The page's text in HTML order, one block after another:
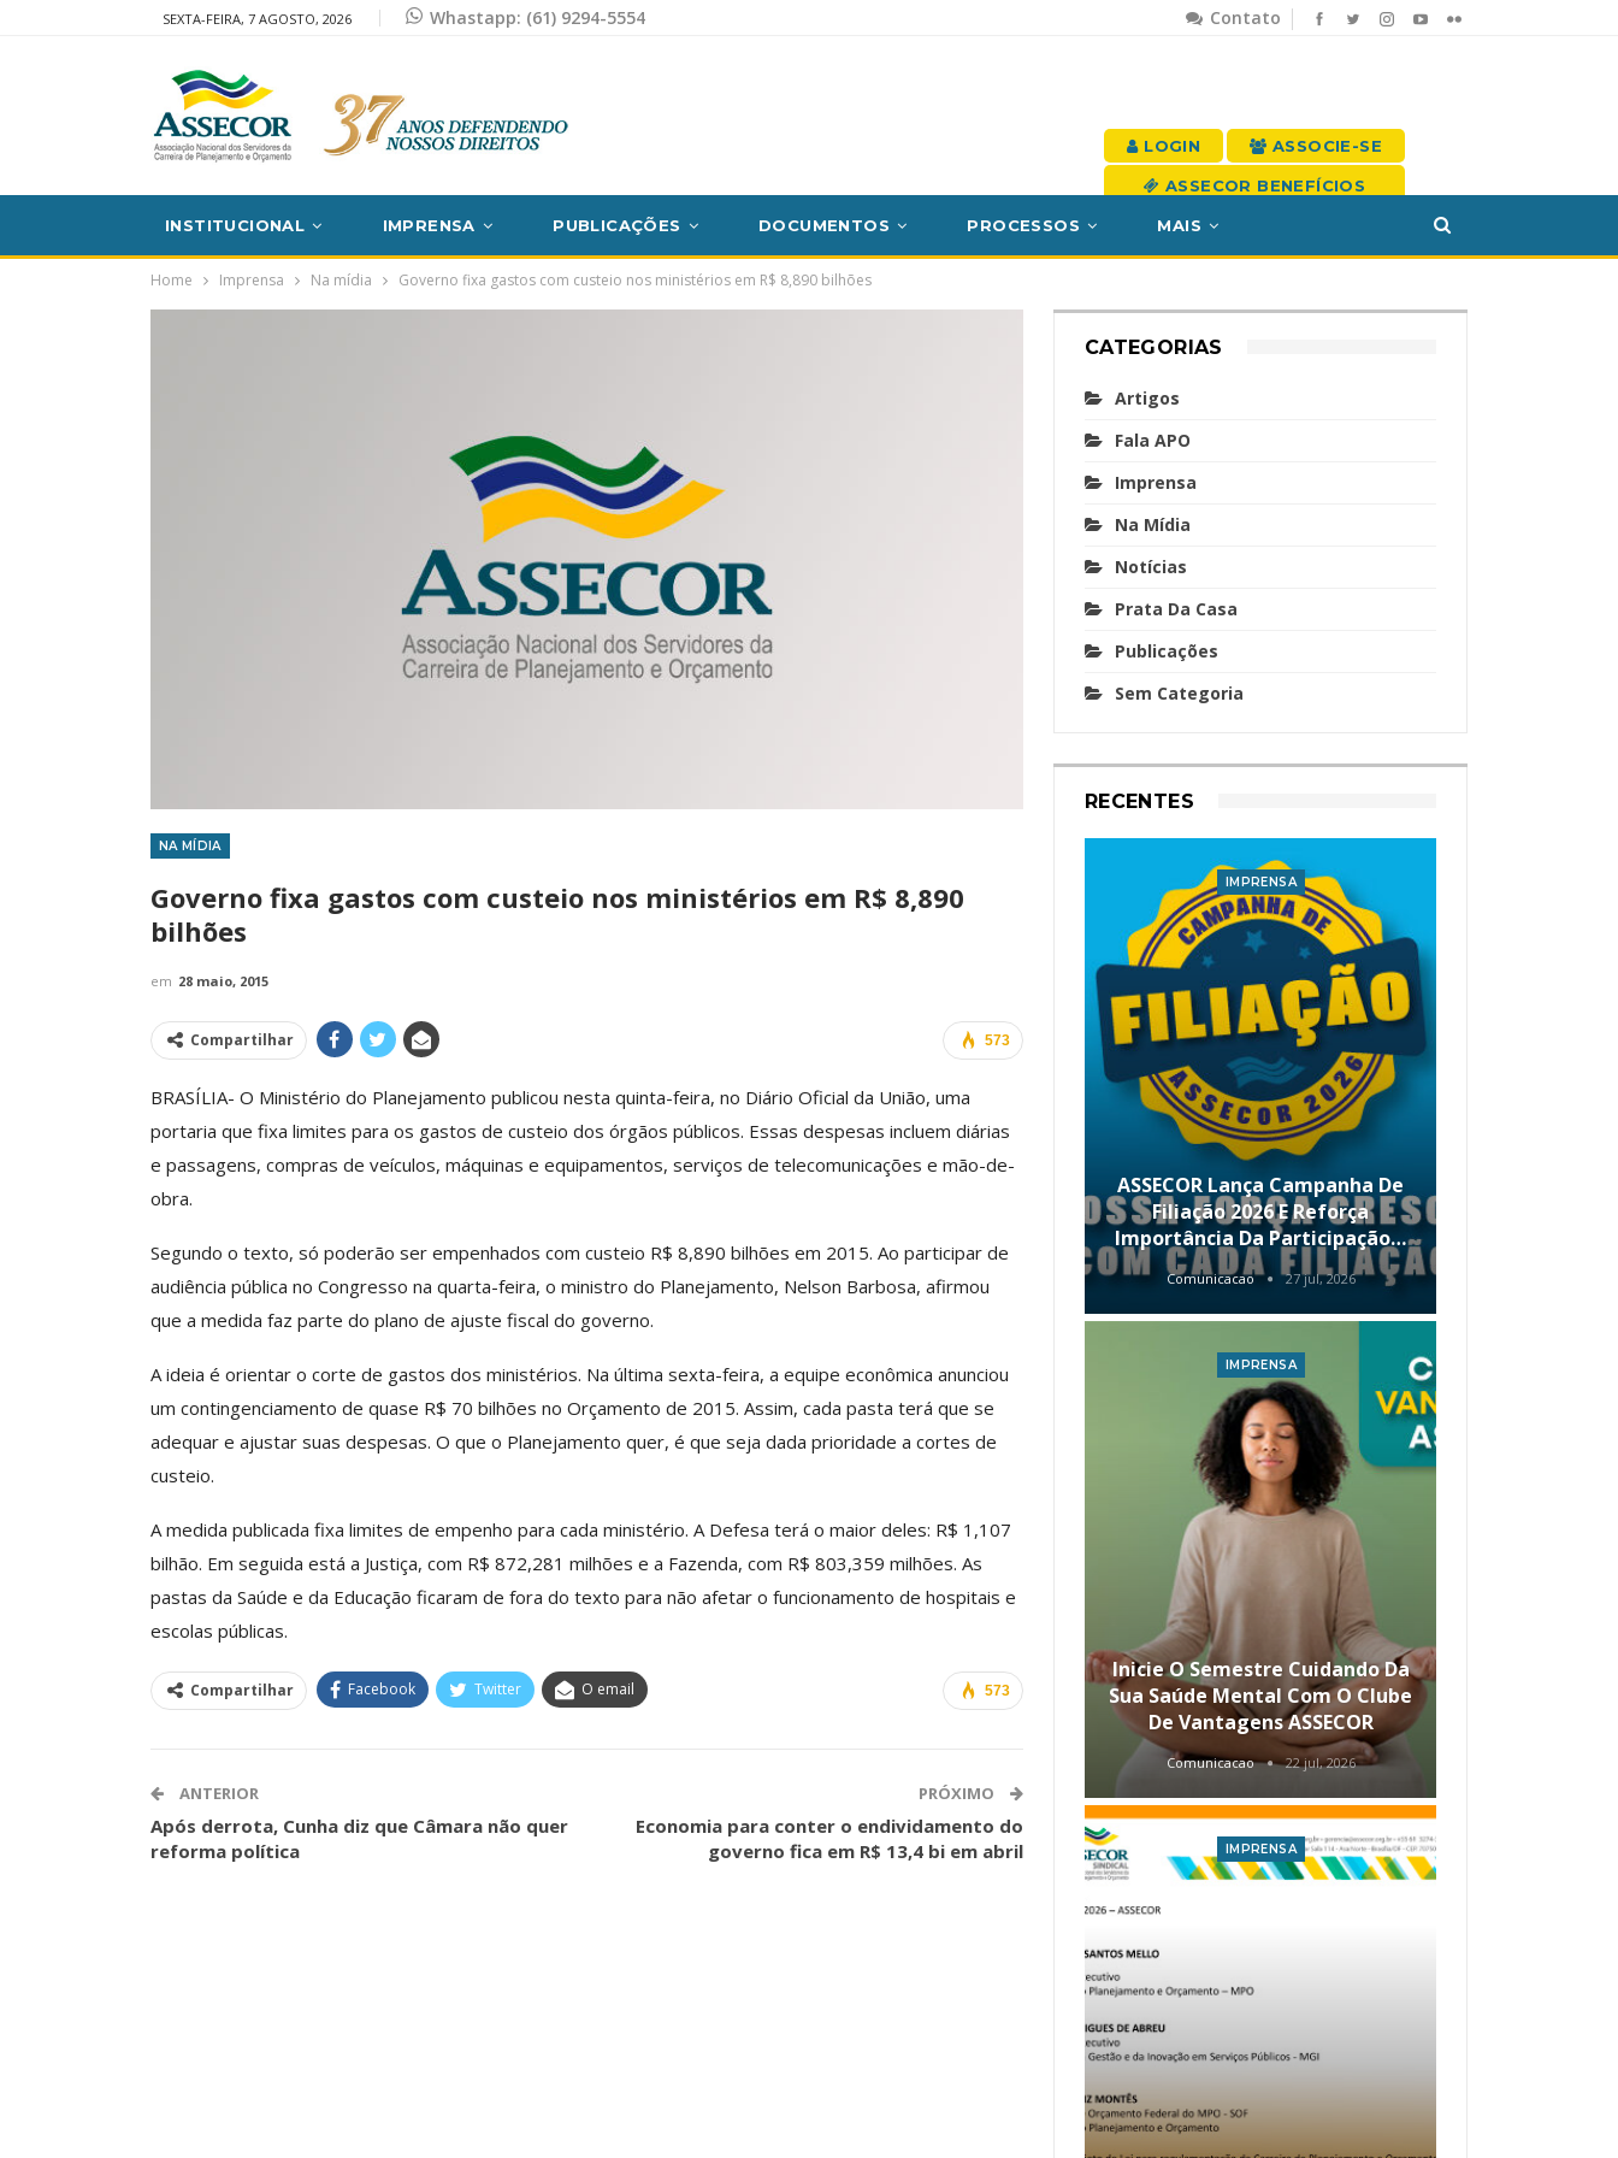
Contato
SEXTA-FEIRA, 7 AGOSTO, 2026 Whastapp: (61) 9294-5554
LOGIN ASSOCIE-SE
ASSECOR BENEFÍCIOS
INSTITUCIONAL IMPRENSA PUBLICAÇÕES DOCUMENTOS PROCESSOS MAIS
Home Imprensa Na mídia Governo fixa gastos com custeio nos ministérios em R$ 8,890 bilhões
NA MÍDIA
Governo fixa gastos com custeio nos ministérios em R$ 8,890
bilhões
em 28 maio, 2015
573
Compartilhar
BRASÍLIA- O Ministério do Planejamento publicou nesta quinta-feira, no Diário Oficial da União, uma
portaria que fixa limites para os gastos de custeio dos órgãos públicos. Essas despesas incluem diárias
e passagens, compras de veículos, máquinas e equipamentos, serviços de telecomunicações e mão-de-
obra.
Segundo o texto, só poderão ser empenhados com custeio R$ 8,890 bilhões em 2015. Ao participar de
audiência pública no Congresso na quarta-feira, o ministro do Planejamento, Nelson Barbosa, afirmou
que a medida faz parte do plano de ajuste fiscal do governo.
A ideia é orientar o corte de gastos dos ministérios. Na última sexta-feira, a equipe econômica anunciou
um contingenciamento de quase R$ 70 bilhões no Orçamento de 2015. Assim, cada pasta terá que se
adequar e ajustar suas despesas. O que o Planejamento quer, é que seja dada prioridade a cortes de
custeio.
A medida publicada fixa limites de empenho para cada ministério. A Defesa terá o maior deles: R$ 1,107
bilhão. Em seguida está a Justiça, com R$ 872,281 milhões e a Fazenda, com R$ 803,359 milhões. As
pastas da Saúde e da Educação ficaram de fora do texto para não afetar o funcionamento de hospitais e
escolas públicas.
573
Compartilhar Facebook Twitter O email
ANTERIOR
Após derrota, Cunha diz que Câmara não quer
reforma política
PRÓXIMO
Economia para conter o endividamento do
governo fica em R$ 13,4 bi em abril
CATEGORIAS
Artigos
Fala APO
Imprensa
Na Mídia
Notícias
Prata Da Casa
Publicações
Sem Categoria
RECENTES
Clube De Benefícios ASSECOR
Comunicacao 29 jun, 2026
IMPRENSA
Da Mesa Nacional De
Negociação Permanente E
Presidente Da ASSECOR
Comunicacao 5 ago, 2026
IMPRENSA
Categoria Unida Em Torno Dos
Valores Fundantes Da Ação
IMPRENSA
IMPRENSA
ASSECOR Lança Campanha De
Filiação 2026 E Reforça
Importância Da Participação…
Comunicacao 27 jul, 2026
IMPRENSA
Inicie O Semestre Cuidando Da
Sua Saúde Mental Com O Clube
De Vantagens ASSECOR
Comunicacao 22 jul, 2026
IMPRENSA